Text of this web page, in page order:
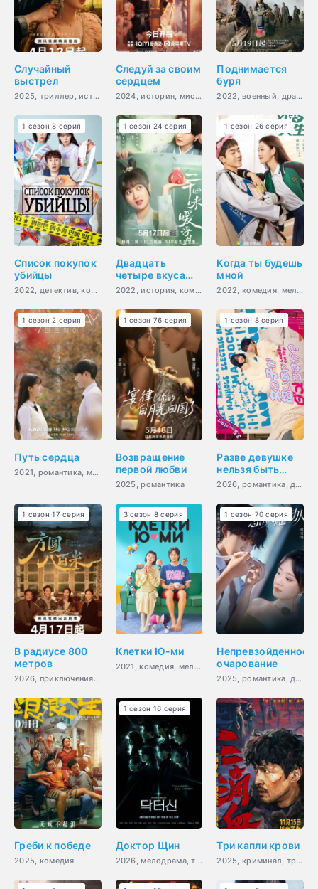
Случайный
выстрел
2025, триллер, история, романтика
Следуй за своим
сердцем
2024, история, мистика, романтика, сверхъестественное
Поднимается
буря
2022, военный, драма, история, мелодрама
Список покупок
убийцы
2022, детектив, комедия, криминал, триллер, мистика
1 сезон 8 серия
Двадцать
четыре вкуса
долгой и
счастливой
жизни
2022, история, комедия, романтика, фэнтези
1 сезон 24 серия
Когда ты будешь
мной
2022, комедия, мелодрама, фэнтези, романтика, повседневность, молодость, сверхъестественное
1 сезон 26 серия
Путь сердца
2021, романтика, молодость
1 сезон 2 серия
Возвращение
первой любви
2025, романтика
1 сезон 76 серия
Разве девушке
нельзя быть
главной?
2026, романтика, драма
1 сезон 8 серия
В радиусе 800
метров
2026, приключения, триллер, криминал
1 сезон 17 серия
Клетки Ю-ми
2021, комедия, мелодрама, фантастика, психология, романтика, драма
3 сезон 8 серия
Непревзойденное
очарование
2025, романтика, драма
1 сезон 70 серия
Греби к победе
2025, комедия
Доктор Щин
2026, мелодрама, триллер, фантастика, романтика, медицина, фэнтези
1 сезон 16 серия
Три капли крови
2025, криминал, триллер